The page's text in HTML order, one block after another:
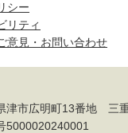
シー
リティ
意見・お問い合わせ
市広明町13番地 三重
5000020240001